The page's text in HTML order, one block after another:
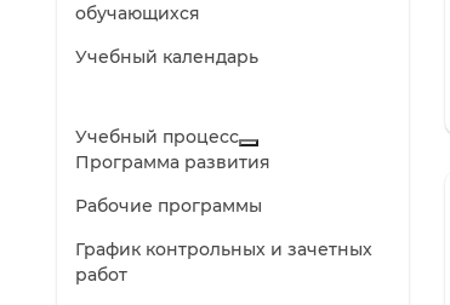
обучающихся
Учебный календарь
Учебный процесс
Программа развития
Рабочие программы
График контрольных и зачетных
работ